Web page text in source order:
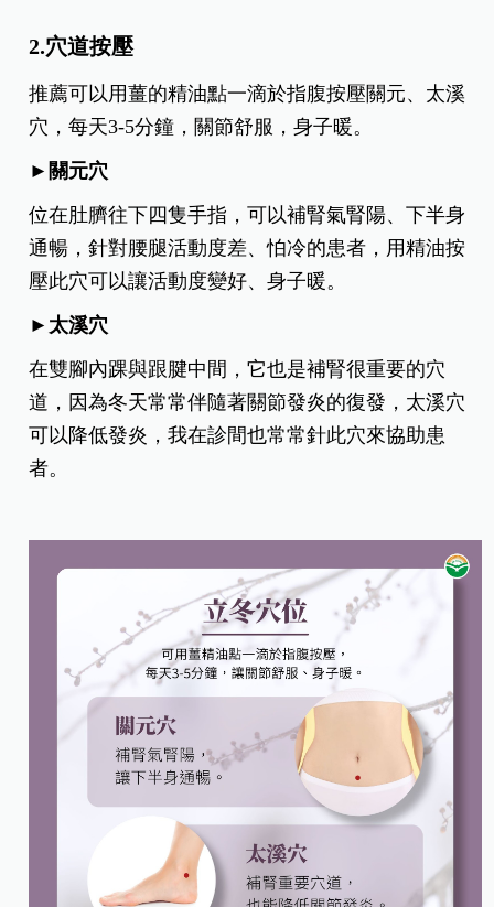
2.穴道按壓
推薦可以用薑的精油點一滴於指腹按壓關元、太溪
穴，每天3-5分鐘，關節舒服，身子暖。
►關元穴
位在肚臍往下四隻手指，可以補腎氣腎陽、下半身
通暢，針對腰腿活動度差、怕冷的患者，用精油按
壓此穴可以讓活動度變好、身子暖。
►太溪穴
在雙腳內踝與跟腱中間，它也是補腎很重要的穴
道，因為冬天常常伴隨著關節發炎的復發，太溪穴
可以降低發炎，我在診間也常常針此穴來協助患
者。